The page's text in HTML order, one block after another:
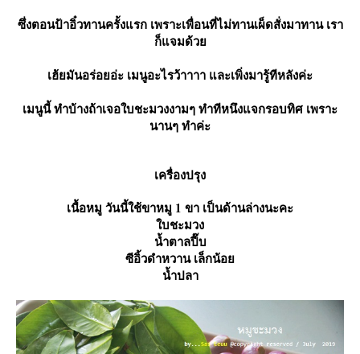
ซึ่งตอนป้าอิ๋วทานครั้งแรก เพราะเพื่อนที่ไม่ทานเผ็ดสั่งมาทาน เรา
ก็แจมด้ว
เฮ้ยมันอร่อยอ่ะ เมนูอะไรว้าาาา และเพิ่งมารู้ทีหลังค่ะ
เมนูนี้ ทำบ้างถ้าเจอใบชะมวงงามๆ ทำทีหนึงแจกรอบทิศ เพราะ
นานๆ ทำค่ะ
เครื่องปรุง
เนื้อหมู วันนี้ใช้ขาหมู 1 ขา เป็นด้านล่างนะคะ
บชะมวง
น้ำตาลปี๊บ
ซีอิ้วดำหวาน เล็กน้อ
น้ำปลา